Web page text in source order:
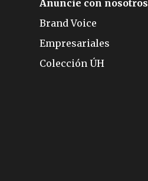
Anuncie con nosotros
Brand Voice
Empresariales
Colección ÚH